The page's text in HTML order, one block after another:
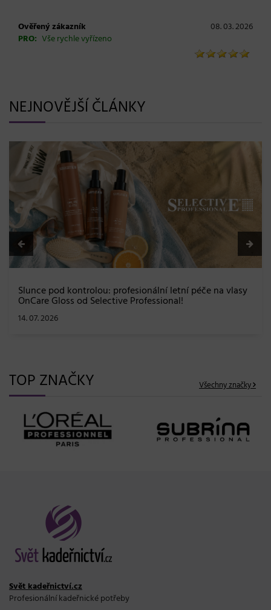
Ověřený zákazník
08. 03. 2026
PRO: Vše rychle vyřízeno
NEJNOVĚJŠÍ ČLÁNKY
na vlasy
BLONDME přichází s novou érou blond:
a maximální péče bez kompromisů
08. 06. 2026
TOP ZNAČKY Všechny značky
Svět kadeřnictví.cz
Profesionální kadeřnické potřeby